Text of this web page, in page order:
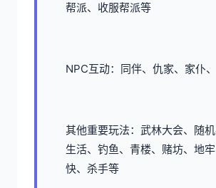
帮派、收服帮派等
NPC互动：同伴、仇家、家仆
其他重要玩法：武林大会、随机
生活、钓鱼、青楼、赌坊、地
快、杀手等